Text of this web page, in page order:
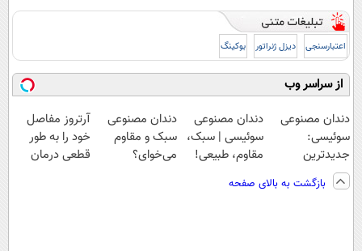
اعتبارسنجی دیزل ژنراتور بوکینگ
از سراسر وب
دندان مصنوعی
سوئیسی:
جدیدترین
فناوری اروپا،
سبک و مقاوم |
دندان مصنوعی
سوئیسی | سبک،
مقاوم، طبیعی!
رایگان+پرداخت
دندان مصنوعی
سبک و مقاوم
می‌خوای؟
آرتروز مفاصل
خود را به طور
قطعی درمان
بازگشت به بالای صفحه